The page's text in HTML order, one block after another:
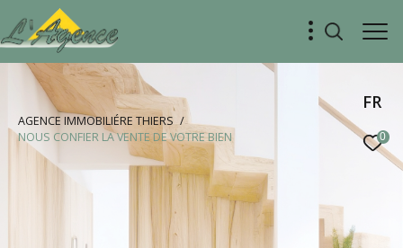
FR
0
AGENCE IMMOBILIÉRE THIERS
NOUS CONFIER LA VENTE DE VOTRE BIEN